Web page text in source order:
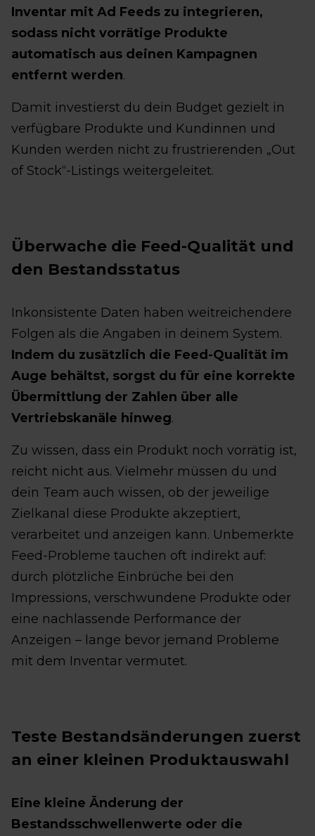
Inventar mit Ad Feeds zu integrieren,
sodass nicht vorrätige Produkte
automatisch aus deinen Kampagnen
entfernt werden.
Damit investierst du dein Budget gezielt in
verfügbare Produkte und Kundinnen und
Kunden werden nicht zu frustrierenden „Out
of Stock“-Listings weitergeleitet.
Überwache die Feed-Qualität und
den Bestandsstatus
Inkonsistente Daten haben weitreichendere
Folgen als die Angaben in deinem System.
Indem du zusätzlich die Feed-Qualität im
Auge behältst, sorgst du für eine korrekte
Übermittlung der Zahlen über alle
Vertriebskanäle hinweg.
Zu wissen, dass ein Produkt noch vorrätig ist,
reicht nicht aus. Vielmehr müssen du und
dein Team auch wissen, ob der jeweilige
Zielkanal diese Produkte akzeptiert,
verarbeitet und anzeigen kann. Unbemerkte
Feed-Probleme tauchen oft indirekt auf:
durch plötzliche Einbrüche bei den
Impressions, verschwundene Produkte oder
eine nachlassende Performance der
Anzeigen – lange bevor jemand Probleme
mit dem Inventar vermutet.
Teste Bestandsänderungen zuerst
an einer kleinen Produktauswahl
Eine kleine Änderung der
Bestandsschwellenwerte oder die